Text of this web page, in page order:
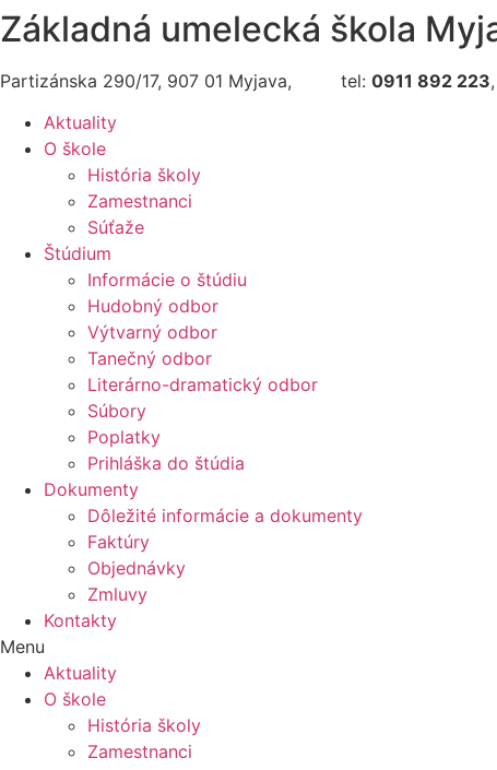
Základná umelecká škola
Partizánska 290/17, 907 01 Myjava, tel: 0911 892 223
Aktuality
O škole
História školy
Zamestnanci
Súťaže
Štúdium
Informácie o štúdiu
Hudobný odbor
Výtvarný odbor
Tanečný odbor
Literárno-dramatický odbor
Súbory
Poplatky
Prihláška do štúdia
Dokumenty
Dôležité informácie a dokumenty
Faktúry
Objednávky
Zmluvy
Kontakty
Menu
Aktuality
O škole
História školy
Zamestnanci